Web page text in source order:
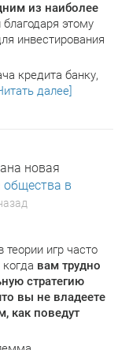
из наиболее
благодаря этому
инвестирования
кредита банку,
далее]
новая
общества в
игр часто
вам трудно
стратегию
вы не владеете
как поведут